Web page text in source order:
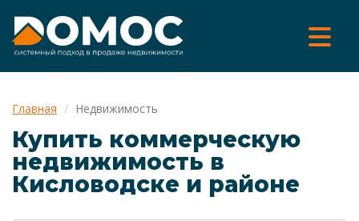
Главная Недвижимость
Купить коммерческую
недвижимость в
Кисловодске и районе